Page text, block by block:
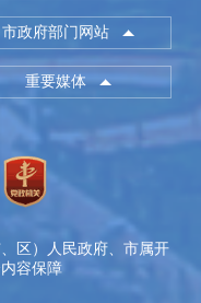
市政府部门网站
重要媒体
区）人民政府、市属开
容保障